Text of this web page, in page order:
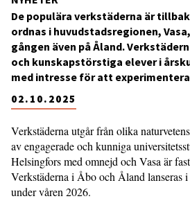
02.10.2025
De populära verkstäderna är
ordnas i huvudstadsregionen,
gången även på Åland.
och kunskapstörstiga elever i
med intresse för att
Verkstäderna utgår från olika
av engagerade och kunniga
Helsingfors med omnejd och Vasa är
Verkstäderna i Åbo och Åland lanseras
under våren 2026.